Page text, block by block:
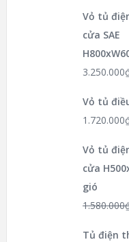
Vỏ tủ
cửa SAE
3.250.000
Vỏ tủ
1.720.000
Vỏ tủ
cửa
gió
1.580.000
Tủ điện